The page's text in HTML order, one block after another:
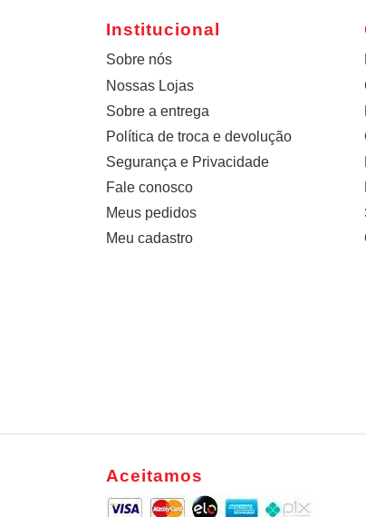
Institucional
Sobre nós
Nossas Lojas
Sobre a entrega
Política de troca e devolução
Segurança e Privacidade
Fale conosco
Meus pedidos
Meu cadastro
Aceitamos